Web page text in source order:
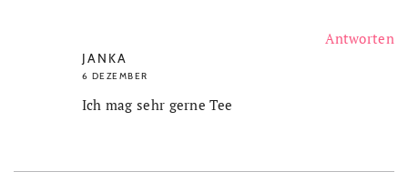
JANKA
6 DEZEMBER
Ich mag sehr gerne Tee
Antworten